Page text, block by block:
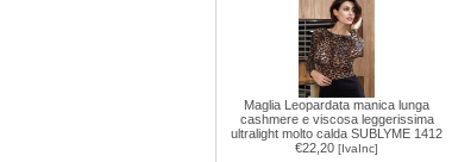
Maglia Leopardata manica lunga
cashmere e viscosa leggerissima
ultralight molto calda SUBLYME 1412
€22,20 [IvaInc]